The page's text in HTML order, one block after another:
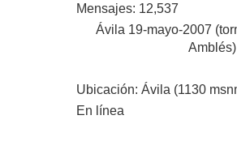
Mensajes: 12,537
Ávila 19-mayo-2007
Amblés)
Ubicación: Ávila (1130
En línea